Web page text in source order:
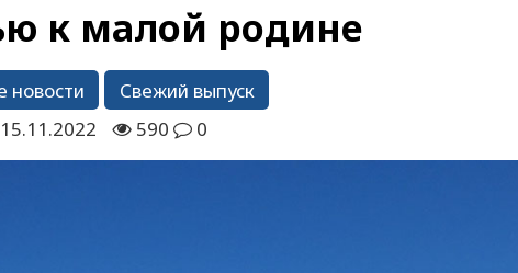
к малой родине
новости
Свежий выпуск
15.11.2022
590 0